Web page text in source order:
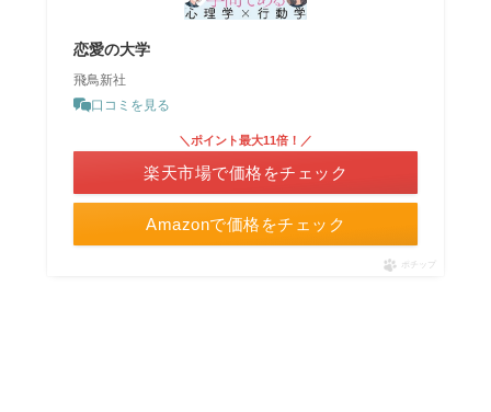
恋愛の大学
飛鳥新社
口コミを見る
Amazonで価格をチェック
＼ポイント最大11倍！／
楽天市場で価格をチェック
ポチップ